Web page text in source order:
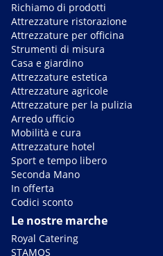
Richiamo di prodotti
Attrezzature ristorazione
Attrezzature per officina
Strumenti di misura
Casa e giardino
Attrezzature estetica
Attrezzature agricole
Attrezzature per la pulizia
Arredo ufficio
Mobilità e cura
Attrezzature hotel
Sport e tempo libero
Seconda Mano
In offerta
Codici sconto
Le nostre marche
Royal Catering
STAMOS